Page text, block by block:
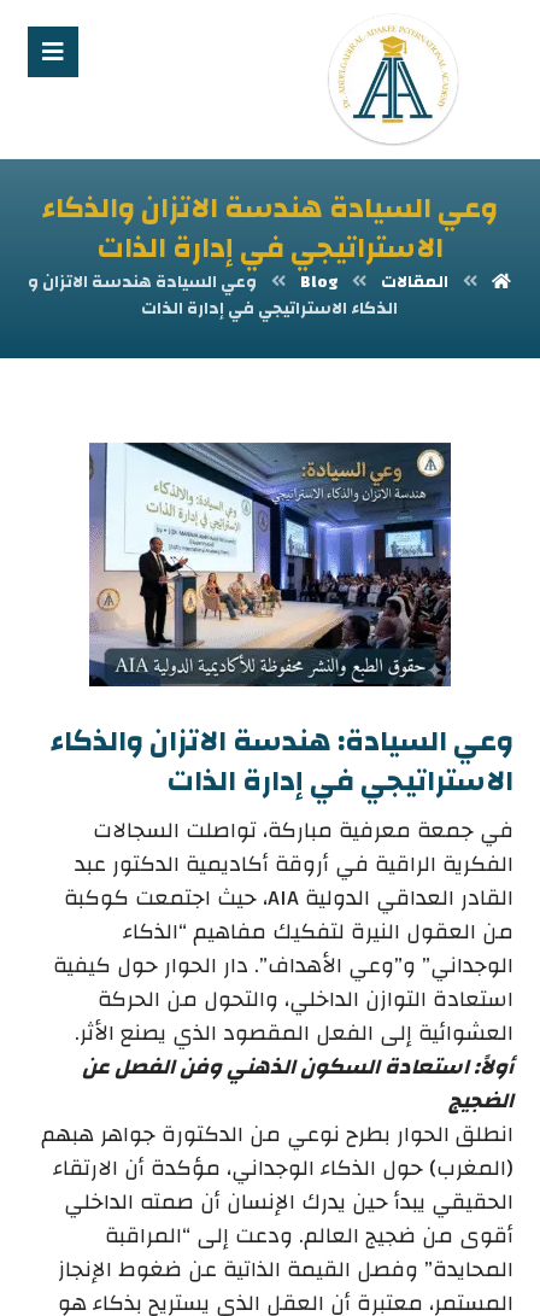
وعي السيادة هندسة الاتزان والذكاء
الاستراتيجي في إدارة الذات
المقالات Blog
وعي السيادة هندسة الاتزان و
الذكاء الاستراتيجي في إدارة الذات
وعي السيادة: هندسة الاتزان والذكاء
الاستراتيجي في إدارة الذات
في جمعة معرفية مباركة، تواصلت السجالات
الفكرية الراقية في أروقة أكاديمية الدكتور عبد
القادر العداقي الدولية AIA، حيث اجتمعت كوكبة
من العقول النيرة لتفكيك مفاهيم “الذكاء
الوجداني” و”وعي الأهداف”. دار الحوار حول كيفية
استعادة التوازن الداخلي، والتحول من الحركة
العشوائية إلى الفعل المقصود الذي يصنع الأثر.
أولاً: استعادة السكون الذهني وفن الفصل عن
الضجيج
انطلق الحوار بطرح نوعي من الدكتورة جواهر هبهم
(المغرب) حول الذكاء الوجداني، مؤكدة أن الارتقاء
الحقيقي يبدأ حين يدرك الإنسان أن صمته الداخلي
أقوى من ضجيج العالم. ودعت إلى “المراقبة
المحايدة” وفصل القيمة الذاتية عن ضغوط الإنجاز
المستمر، معتبرة أن العقل الذي يستريح بذكاء هو